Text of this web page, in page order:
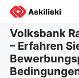
Skip
content
Volksbank
– Erfahren